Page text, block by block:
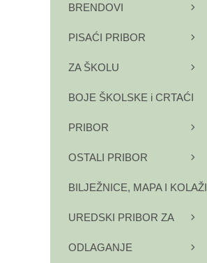
BRENDOVI
PISAĆI PRIBOR
ZA ŠKOLU
BOJE ŠKOLSKE i CRTAĆI
PRIBOR
OSTALI PRIBOR
BILJEŽNICE, MAPA I KOLAŽI
UREDSKI PRIBOR ZA
ODLAGANJE